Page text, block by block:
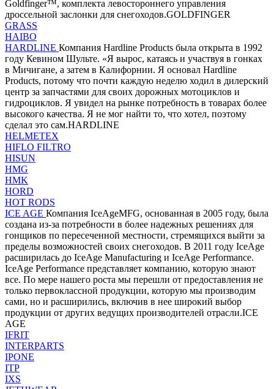
Goldfinger™, комплекта левостороннего управления
дроссельной заслонки для снегоходов.GOLDFINGER
GRASS
HAIBO
HARDLINE Компания Hardline Products была открыта в 1992
году Кевином Шульте. «Я вырос, катаясь и участвуя в гонках
в Мичигане, а затем в Калифорнии. Я основал Hardline
Products, потому что почти каждую неделю ходил в дилерский
центр за запчастями для своих дорожных мотоциклов и
гидроциклов. Я увидел на рынке потребность в товарах более
высокого качества. Я не мог найти то, что хотел, поэтому
сделал это сам.HARDLINE
HELMETEX
HIFLO FILTRO
HISUN
HMG
HMK
HORD
HOT RODS
ICE AGE Компания IceAgeMFG, основанная в 2005 году, была
создана из-за потребности в более надежных решениях для
гонщиков по пересеченной местности, стремящихся выйти за
пределы возможностей своих снегоходов. В 2011 году IceAge
расширилась до IceAge Manufacturing и IceAge Performance.
IceAge Performance представляет компанию, которую знают
все. По мере нашего роста мы перешли от предоставления не
только первоклассной продукции, которую мы производим
сами, но и расширились, включив в нее широкий выбор
продукции от других ведущих производителей отрасли.ICE
AGE
IFRIT
INTERPARTS
IPONE
ITP
IXS